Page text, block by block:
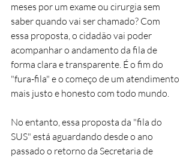
meses por um exame ou cirurgia sem
saber quando vai ser chamado? Com
essa proposta, o cidadão vai poder
acompanhar o andamento da fila de
forma clara e transparente. É o fim do
"fura-fila" e o começo de um atendimento
mais justo e honesto com todo mundo.
No entanto, essa proposta da "fila do
SUS" está aguardando desde o ano
passado o retorno da Secretaria de